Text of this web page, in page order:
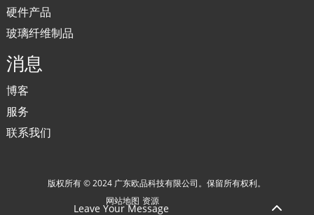
硬件产品
玻璃纤维制品
消息
博客
服务
联系我们
版权所有 © 2024 广东欧品科技有限公司。保留所有权利。
网站地图 资源
Leave Your Message